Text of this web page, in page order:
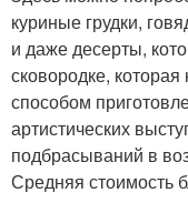
куриные грудки,
и даже десерты,
сковородке,
способом
артистических
подбрасываний в
Средняя стоимость